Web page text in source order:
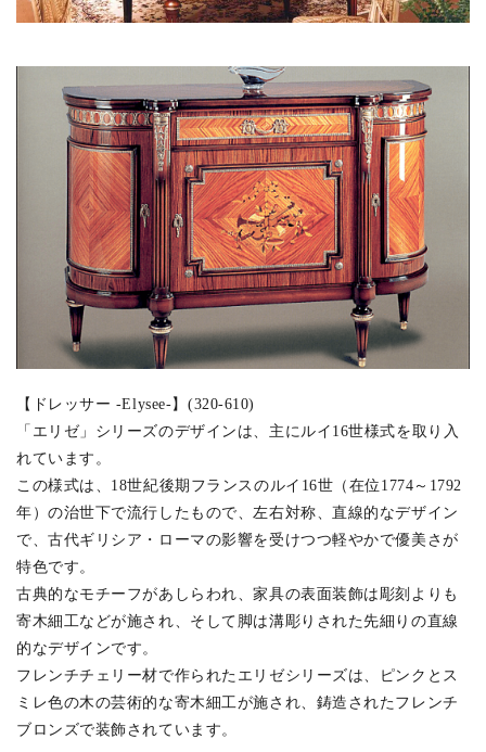
【ドレッサー -Elysee-】(320-610)
「エリゼ」シリーズのデザインは、主にルイ16世様式を取り入
れています。
この様式は、18世紀後期フランスのルイ16世（在位1774～1792
年）の治世下で流行したもので、左右対称、直線的なデザイン
で、古代ギリシア・ローマの影響を受けつつ軽やかで優美さが
特色です。
古典的なモチーフがあしらわれ、家具の表面装飾は彫刻よりも
寄木細工などが施され、そして脚は溝彫りされた先細りの直線
的なデザインです。
フレンチチェリー材で作られたエリゼシリーズは、ピンクとス
ミレ色の木の芸術的な寄木細工が施され、鋳造されたフレンチ
ブロンズで装飾されています。